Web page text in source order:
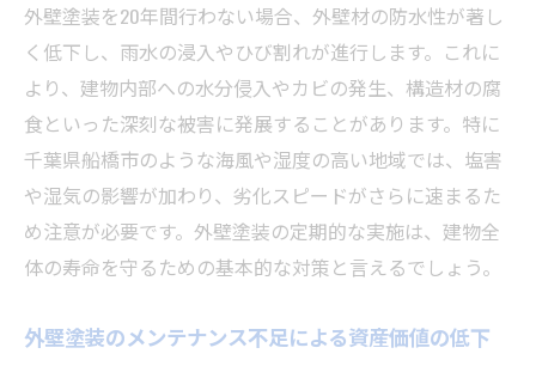
外壁塗装を20年間行わない場合、外壁材の防水性が著し
く低下し、雨水の浸入やひび割れが進行します。これに
より、建物内部への水分侵入やカビの発生、構造材の腐
食といった深刻な被害に発展することがあります。特に
千葉県船橋市のような海風や湿度の高い地域では、塩害
や湿気の影響が加わり、劣化スピードがさらに速まるた
め注意が必要です。外壁塗装の定期的な実施は、建物全
体の寿命を守るための基本的な対策と言えるでしょう。
外壁塗装のメンテナンス不足による資産価値の低下